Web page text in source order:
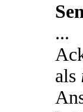
...
als